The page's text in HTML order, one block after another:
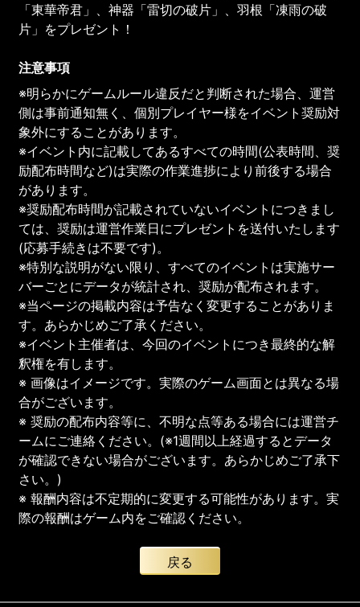
「東華帝君」、神器「雷切の破片」、羽根「凍雨の破
片」をプレゼント！
注意事項
※明らかにゲームルール違反だと判断された場合、運営
側は事前通知無く、個別プレイヤー様をイベント奨励対
象外にすることがあります。
※イベント内に記載してあるすべての時間(公表時間、奨
励配布時間など)は実際の作業進捗により前後する場合
があります。
※奨励配布時間が記載されていないイベントにつきまし
ては、奨励は運営作業日にプレゼントを送付いたします
(応募手続きは不要です)。
※特別な説明がない限り、すべてのイベントは実施サー
バーごとにデータが統計され、奨励が配布されます。
※当ページの掲載内容は予告なく変更することがありま
す。あらかじめご了承ください。
※イベント主催者は、今回のイベントにつき最終的な解
釈権を有します。
※ 画像はイメージです。実際のゲーム画面とは異なる場
合がございます。
※ 奨励の配布内容等に、不明な点等ある場合には運営チ
ームにご連絡ください。(※1週間以上経過するとデータ
が確認できない場合がございます。あらかじめご了承下
さい。)
※ 報酬内容は不定期的に変更する可能性があります。実
際の報酬はゲーム内をご確認ください。
戻る